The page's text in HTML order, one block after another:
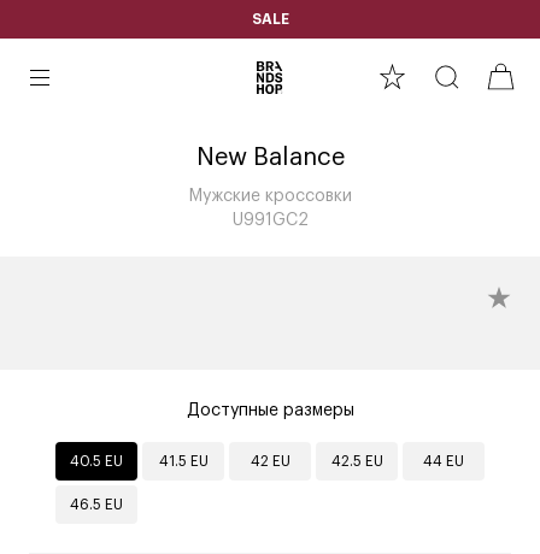
SALE
New Balance
Мужские кроссовки
U991GC2
Доступные размеры
40.5 EU 41.5 EU 42 EU 42.5 EU 44 EU
46.5 EU